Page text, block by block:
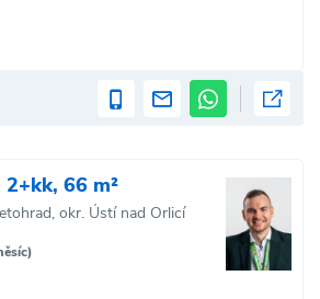
66 m²
okr. Ústí nad Orlicí